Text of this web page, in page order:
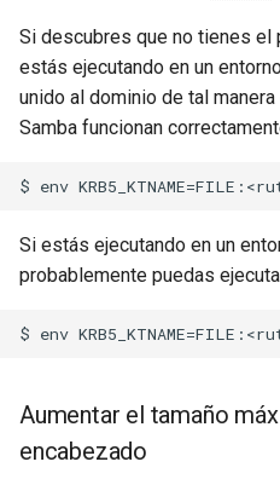
tsort
txid
upstream
uuid
vhost
Si descubres que no tienes el
estás ejecutando en un
unido al dominio de tal
Samba funcionan
Si estás ejecutando en un
probablemente puedas
Aumentar el tamaño
encabezado